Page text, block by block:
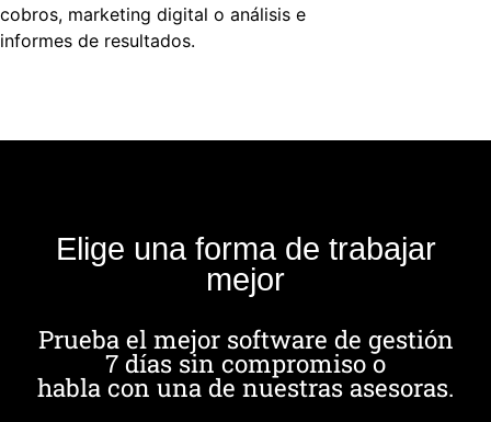
cobros, marketing digital o análisis e
informes de resultados.
Elige una forma de trabajar
mejor
Prueba el mejor software de gestión
7 días sin compromiso o
habla con una de nuestras asesoras.